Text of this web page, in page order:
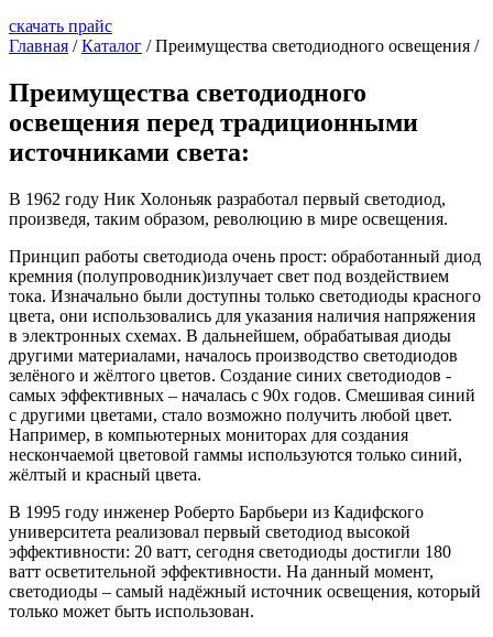
скачать прайс
Главная / Каталог / Преимущества светодиодного освещения /
Преимущества светодиодного
освещения перед традиционными
источниками света:
В 1962 году Ник Холоньяк разработал первый светодиод,
произведя, таким образом, революцию в мире освещения.
Принцип работы светодиода очень прост: обработанный диод
кремния (полупроводник)излучает свет под воздействием
тока. Изначально были доступны только светодиоды красного
цвета, они использовались для указания наличия напряжения
в электронных схемах. В дальнейшем, обрабатывая диоды
другими материалами, началось производство светодиодов
зелёного и жёлтого цветов. Создание синих светодиодов -
самых эффективных – началась с 90х годов. Смешивая синий
с другими цветами, стало возможно получить любой цвет.
Например, в компьютерных мониторах для создания
нескончаемой цветовой гаммы используются только синий,
жёлтый и красный цвета.
В 1995 году инженер Роберто Барбьери из Кадифского
университета реализовал первый светодиод высокой
эффективности: 20 ватт, сегодня светодиоды достигли 180
ватт осветительной эффективности. На данный момент,
светодиоды – самый надёжный источник освещения, который
только может быть использован.